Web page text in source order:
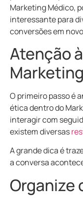
Marketing Médico,
interessante para
conversões em
Atenção
O primeiro passo é
ética dentro do
interagir com
existem diversas
A grande dica é
a conversa
Organize